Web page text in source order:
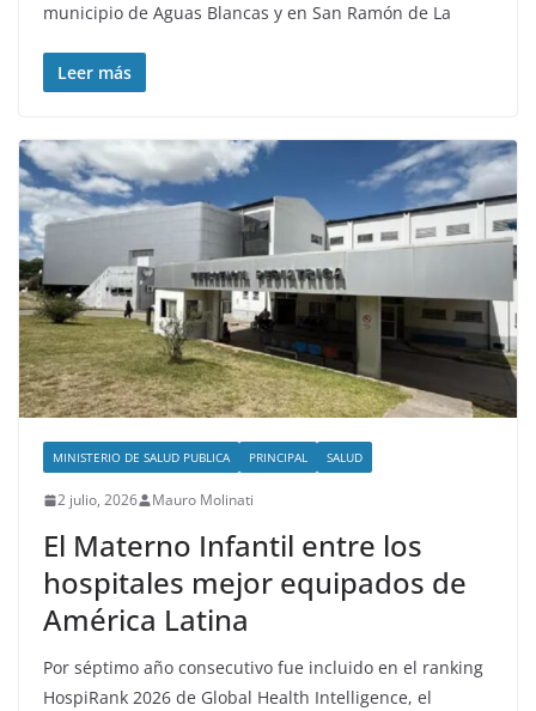
municipio de Aguas Blancas y en San Ramón de La
Leer más
MINISTERIO DE SALUD PUBLICA PRINCIPAL SALUD
2 julio, 2026 Mauro Molinati
El Materno Infantil entre los
hospitales mejor equipados de
América Latina
Por séptimo año consecutivo fue incluido en el ranking
HospiRank 2026 de Global Health Intelligence, el